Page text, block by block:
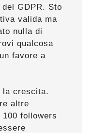
GDPR. Sto
valida ma
nulla di
qualcosa
favore a
la crescita.
altre
followers